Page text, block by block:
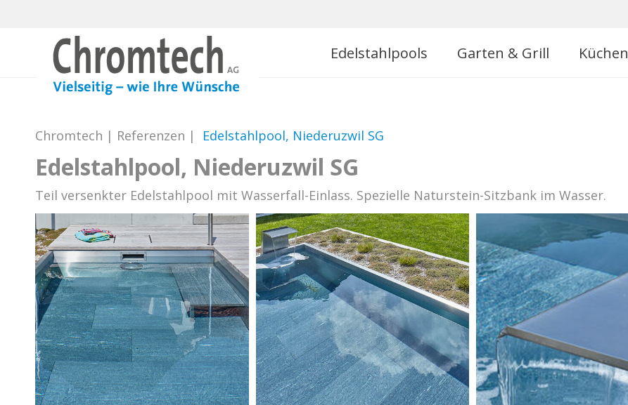
Edelstahlpools Garten & Grill Küchen
Chromtech | Referenzen | Edelstahlpool, Niederuzwil SG
Edelstahlpool, Niederuzwil SG
Teil versenkter Edelstahlpool mit Wasserfall-Einlass. Spezielle Naturstein-Sitzbank im Wasser.